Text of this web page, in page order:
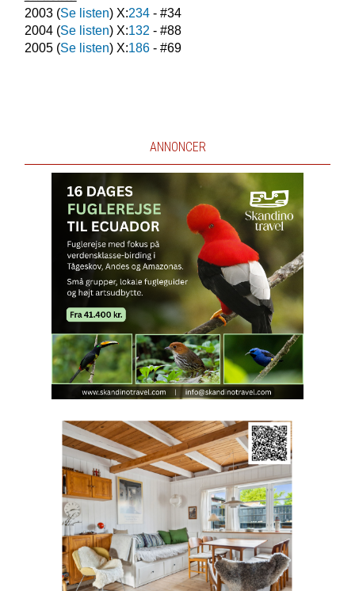
2003(Se listen) X:234- #34
2004(Se listen) X:132 - #88
2005(Se listen) X:186- #69
ANNONCER